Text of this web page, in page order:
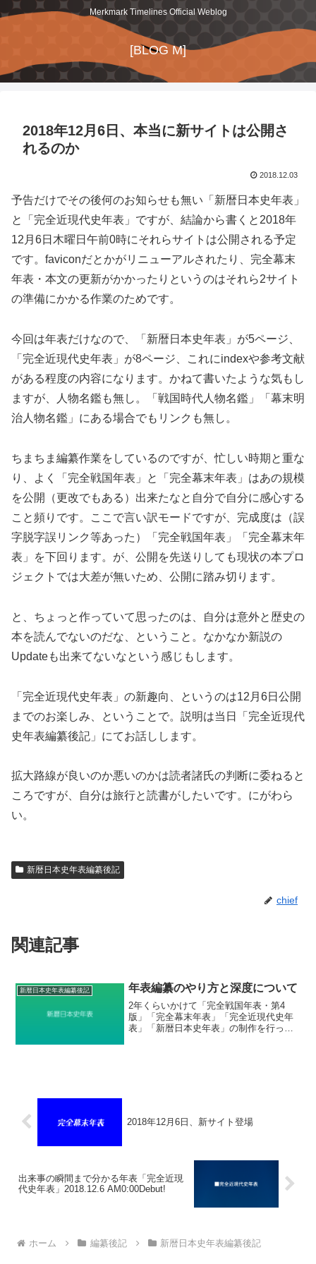
Merkmark Timelines Official Weblog
[BLOG M]
2018年12月6日、本当に新サイトは公開さ
れるのか
2018.12.03
予告だけでその後何のお知らせも無い「新暦日本史年表」
と「完全近現代史年表」ですが、結論から書くと2018年
12月6日木曜日午前0時にそれらサイトは公開される予定
です。faviconだとかがリニューアルされたり、完全幕末
年表・本文の更新がかかったりというのはそれら2サイト
の準備にかかる作業のためです。
今回は年表だけなので、「新暦日本史年表」が5ページ、
「完全近現代史年表」が8ページ、これにindexや参考文献
がある程度の内容になります。かねて書いたような気もし
ますが、人物名鑑も無し。「戦国時代人物名鑑」「幕末明
治人物名鑑」にある場合でもリンクも無し。
ちまちま編纂作業をしているのですが、忙しい時期と重な
り、よく「完全戦国年表」と「完全幕末年表」はあの規模
を公開（更改でもある）出来たなと自分で自分に感心する
こと頻りです。ここで言い訳モードですが、完成度は（誤
字脱字誤リンク等あった）「完全戦国年表」「完全幕末年
表」を下回ります。が、公開を先送りしても現状の本プロ
ジェクトでは大差が無いため、公開に踏み切ります。
と、ちょっと作っていて思ったのは、自分は意外と歴史の
本を読んでないのだな、ということ。なかなか新説の
Updateも出来てないなという感じもします。
「完全近現代史年表」の新趣向、というのは12月6日公開
までのお楽しみ、ということで。説明は当日「完全近現代
史年表編纂後記」にてお話しします。
拡大路線が良いのか悪いのかは読者諸氏の判断に委ねると
ころですが、自分は旅行と読書がしたいです。にがわら
い。
新暦日本史年表編纂後記
chief
関連記事
新暦日本史年表編纂後記 年表編纂のやり方と深度について
2年くらいかけて「完全戦国年表・第4
版」「完全幕末年表」「完全近現代史年
表」「新暦日本史年表」の制作を行って
2018年12月6日、新サイト登場
出来事の瞬間まで分かる年表「完全近現
代史年表」2018.12.6 AM0:00Debut!
ホーム 編纂後記 新暦日本史年表編纂後記